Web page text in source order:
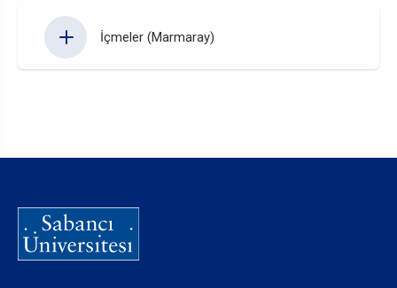
İçmeler (Marmaray)